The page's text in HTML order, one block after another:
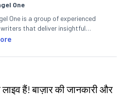
One
One is a group of experienced
that deliver insightful
the stock market, IPO, economy,
लाइव हैं! बाज़ार की जानकारी और